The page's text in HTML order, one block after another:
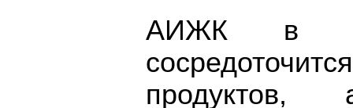
АИЖК в
продуктов,